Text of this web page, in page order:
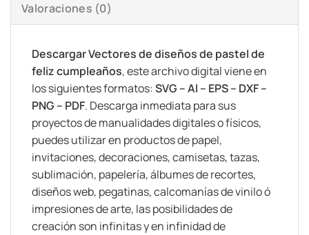
Valoraciones (0)
Descargar Vectores de diseños de pastel de
feliz cumpleaños, este archivo digital viene en
los siguientes formatos:SVG – AI – EPS – DXF –
PNG – PDF. Descarga inmediata para sus
proyectos de manualidades digitales o físicos,
puedes utilizar en productos de papel,
invitaciones, decoraciones, camisetas, tazas,
sublimación, papelería, álbumes de recortes,
diseños web, pegatinas, calcomanías de vinilo ó
impresiones de arte, las posibilidades de
creación son infinitas y en infinidad de